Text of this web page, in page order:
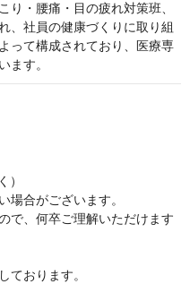
り・腰痛・目の疲れ対策班、
、社員の健康づくりに取り組
って構成されており、医療専
ます。
）
場合がございます。
で、何卒ご理解いただけます
ております。